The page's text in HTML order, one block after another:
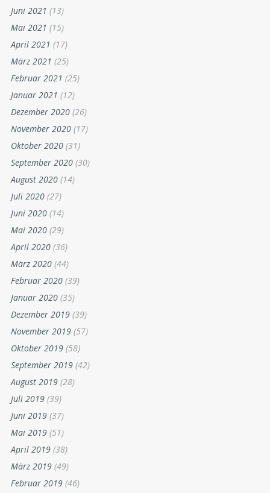
Juni 2021 (13)
Mai 2021 (15)
April 2021 (17)
März 2021 (25)
Februar 2021 (25)
Januar 2021 (12)
Dezember 2020 (26)
November 2020 (17)
Oktober 2020 (31)
September 2020 (30)
August 2020 (14)
Juli 2020 (27)
Juni 2020 (14)
Mai 2020 (29)
April 2020 (36)
März 2020 (44)
Februar 2020 (39)
Januar 2020 (35)
Dezember 2019 (39)
November 2019 (57)
Oktober 2019 (58)
September 2019 (42)
August 2019 (28)
Juli 2019 (39)
Juni 2019 (37)
Mai 2019 (51)
April 2019 (38)
März 2019 (49)
Februar 2019 (46)